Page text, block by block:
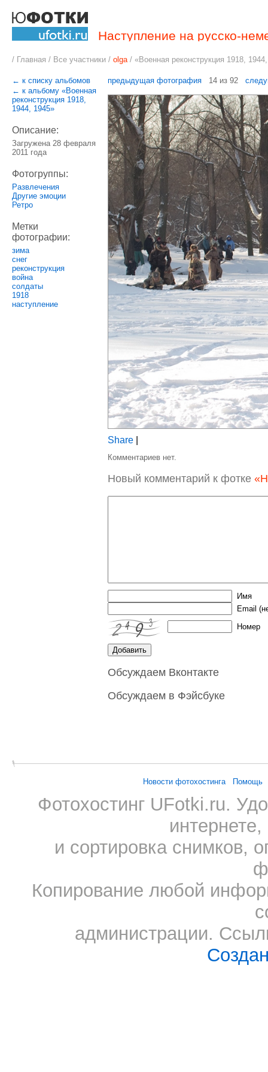
Наступление на русско-
/ Главная / Все участники / olga/ «Военная реконструкция 1918,
← к списку альбомов
← к альбому «Военная
реконструкция 1918,
1944, 1945»
Описание:
Загружена 28 февраля
2011 года
Фотогруппы:
Развлечения
Другие эмоции
Ретро
Метки
фотографии:
зима
снег
реконструкция
война
солдаты
1918
наступление
предыдущая фотография14 из 92
Share
Комментариев нет.
Новый комментарий к фотке
Имя
Email
Номер
Обсуждаем Вконтакте
Обсуждаем в Фэйсбуке
Новости фотохостинга Помощь
Фотохостинг UFotki.ru.
и сортировка снимков,
Копирование любой
администрации.